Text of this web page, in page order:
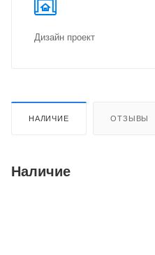
Дизайн проект
НАЛИЧИЕ ОТЗЫВЫ
Наличие